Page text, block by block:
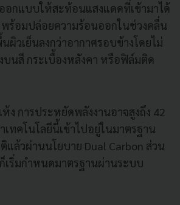
อกแบบให้สะท้อนแสงแดดที่เข้ามาได้
พร้อมปล่อยความร้อนออกในช่วงคลื่น
ผิวเย็นลงกว่าอากาศรอบข้างโดยไม่
บนสี กระเบื้องหลังคา หรือฟิล์มติด
ง การประหยัดพลังงานอาจสูงถึง 42
เทคโนโลยีนี้เข้าไปอยู่ในมาตรฐาน
แล้วผ่านนโยบาย Dual Carbon ส่วน
เริ่มกำหนดมาตรฐานผ่านระบบ